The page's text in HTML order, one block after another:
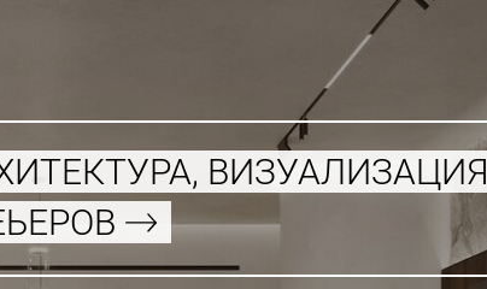
ВИЗУАЛИЗАЦИЯ